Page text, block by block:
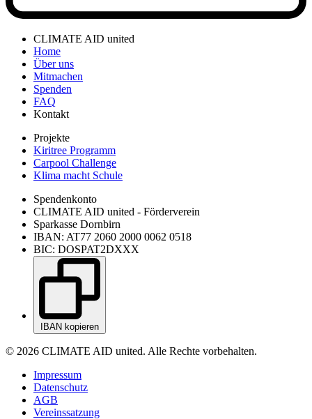
CLIMATE AID united
Home
Über uns
Mitmachen
Spenden
FAQ
Kontakt
Projekte
Kiritree Programm
Carpool Challenge
Klima macht Schule
Spendenkonto
CLIMATE AID united - Förderverein
Sparkasse Dornbirn
IBAN: AT77 2060 2000 0062 0518
BIC: DOSPAT2DXXX
IBAN kopieren
© 2026 CLIMATE AID united. Alle Rechte vorbehalten.
Impressum
Datenschutz
AGB
Vereinssatzung